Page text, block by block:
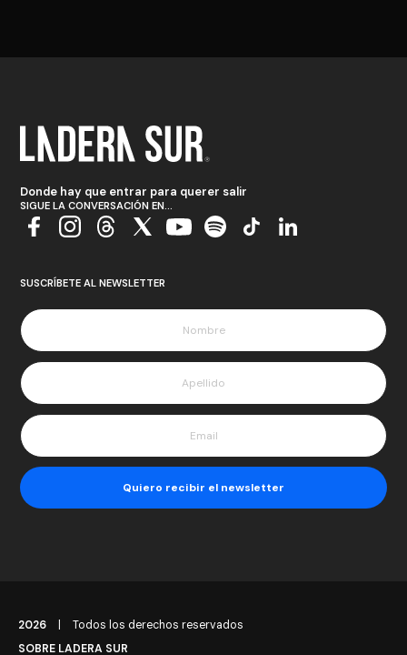
Donde hay que entrar para querer salir
SIGUE LA CONVERSACIÓN EN...
SUSCRÍBETE AL NEWSLETTER
2026
Todos los derechos reservados
SOBRE LADERA SUR